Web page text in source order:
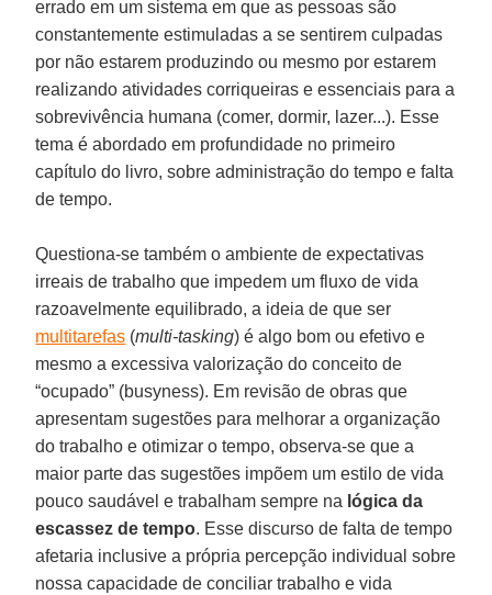
errado em um sistema em que as pessoas são
constantemente estimuladas a se sentirem culpadas
por não estarem produzindo ou mesmo por estarem
realizando atividades corriqueiras e essenciais para a
sobrevivência humana (comer, dormir, lazer...). Esse
tema é abordado em profundidade no primeiro
capítulo do livro, sobre administração do tempo e falta
de tempo.
Questiona-se também o ambiente de expectativas
irreais de trabalho que impedem um fluxo de vida
razoavelmente equilibrado, a ideia de que ser
multitarefas (multi-tasking) é algo bom ou efetivo e
mesmo a excessiva valorização do conceito de
“ocupado” (busyness). Em revisão de obras que
apresentam sugestões para melhorar a organização
do trabalho e otimizar o tempo, observa-se que a
maior parte das sugestões impõem um estilo de vida
pouco saudável e trabalham sempre na lógica da
escassez de tempo. Esse discurso de falta de tempo
afetaria inclusive a própria percepção individual sobre
nossa capacidade de conciliar trabalho e vida